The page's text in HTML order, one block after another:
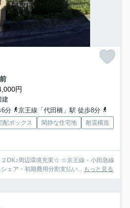
円
建
6分
京王線「代田橋」駅 徒歩8分
配ボックス 閑静な住宅地
耐震構造
DK♪周辺環境充実☆ ☆京王線・小田急線
ェア・初期費用分割支払い... もっと見る